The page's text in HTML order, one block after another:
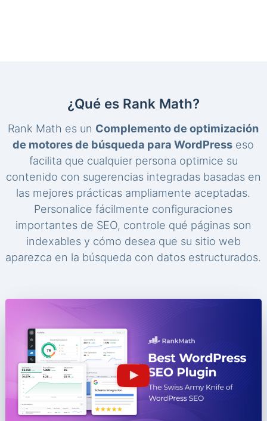
¿Qué es Rank Math?
Rank Math es un Complemento de optimización
de motores de búsqueda para WordPress eso
facilita que cualquier persona optimice su
contenido con sugerencias integradas basadas en
las mejores prácticas ampliamente aceptadas.
Personalice fácilmente configuraciones
importantes de SEO, controle qué páginas son
indexables y cómo desea que su sitio web
aparezca en la búsqueda con datos estructurados.